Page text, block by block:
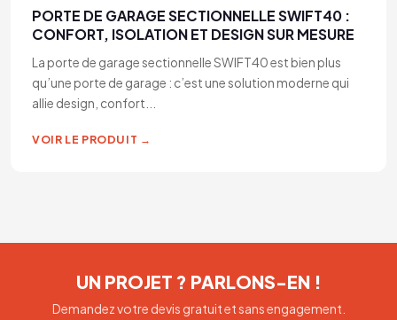
PORTE DE GARAGE SECTIONNELLE SWIFT40 :
CONFORT, ISOLATION ET DESIGN SUR MESURE
La porte de garage sectionnelle SWIFT40 est bien plus
qu’une porte de garage : c’est une solution moderne qui
allie design, confort...
VOIR LE PRODUIT →
UN PROJET ? PARLONS-EN !
Demandez votre devis gratuit et sans engagement.